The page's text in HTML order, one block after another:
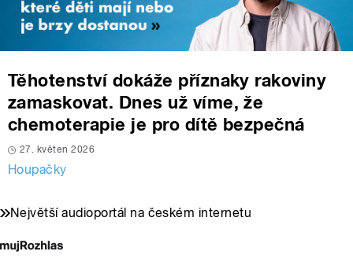
Těhotenství dokáže příznaky rakoviny
zamaskovat. Dnes už víme, že
chemoterapie je pro dítě bezpečná
27. květen 2026
Houpačky
Největší audioportál na českém internetu